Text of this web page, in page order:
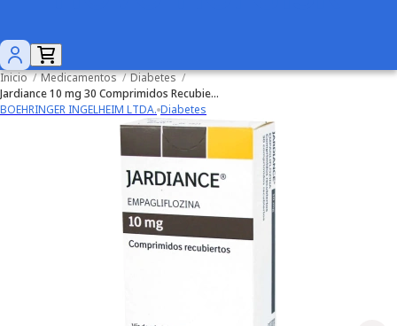
Inicio / Medicamentos / Diabetes /
Jardiance 10 mg 30 Comprimidos Recubiertos
BOEHRINGER INGELHEIM LTDA. Diabetes